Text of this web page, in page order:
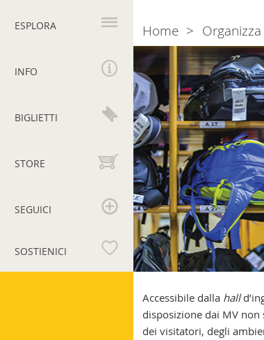
principale
ESPLORA
INFO
BIGLIETTI
STORE
SEGUICI
SOSTIENICI
Guardaroba:
utile,
gratuito
e
sicuro!
Accessibile dalla hall
disposizione dai MV
dei visitatori, degli
Breadcrumb
Home